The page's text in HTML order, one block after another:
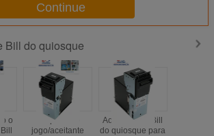
Continue
Bill do quiosque
o
Máquina do
jogo/aceitante
Aceitante de Bill
do quiosque para